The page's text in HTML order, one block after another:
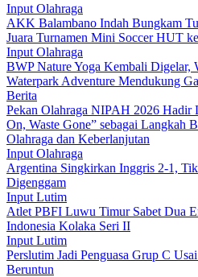
Input Olahraga
AKK Balambano Indah Bungkam
Juara Turnamen Mini Soccer HUT
Input Olahraga
BWP Nature Yoga Kembali Digelar,
Waterpark Adventure Mendukung
Berita
Pekan Olahraga NIPAH 2026 Hadir
On, Waste Gone” sebagai Langkah
Olahraga dan Keberlanjutan
Input Olahraga
Argentina Singkirkan Inggris 2-1,
Digenggam
Input Lutim
Atlet PBFI Luwu Timur Sabet Dua
Indonesia Kolaka Seri II
Input Lutim
Perslutim Jadi Penguasa Grup C
Beruntun